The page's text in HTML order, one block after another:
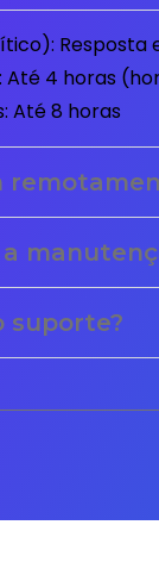
Até 4 horas
Até 8 horas
suporte?